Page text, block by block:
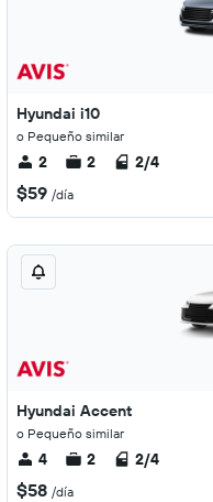
Hyundai i10
o Pequeño similar
2 2 2/4
$59 /día
Hyundai Accent
o Pequeño similar
4 2 2/4
$58 /día